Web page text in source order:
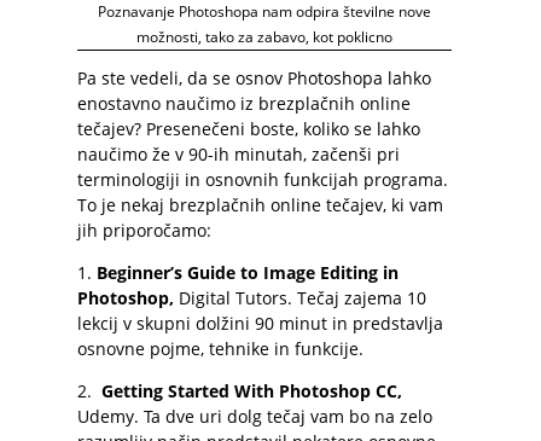
Poznavanje Photoshopa nam odpira številne nove
možnosti, tako za zabavo, kot poklicno
Pa ste vedeli, da se osnov Photoshopa lahko
enostavno naučimo iz brezplačnih online
tečajev? Presenečeni boste, koliko se lahko
naučimo že v 90-ih minutah, začenši pri
terminologiji in osnovnih funkcijah programa.
To je nekaj brezplačnih online tečajev, ki vam
jih priporočamo:
1. Beginner’s Guide to Image Editing in
Photoshop, Digital Tutors. Tečaj zajema 10
lekcij v skupni dolžini 90 minut in predstavlja
osnovne pojme, tehnike in funkcije.
2. Getting Started With Photoshop CC,
Udemy. Ta dve uri dolg tečaj vam bo na zelo